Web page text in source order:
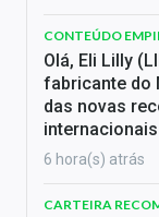
CONTEÚDO
Olá, Eli Lilly
fabricante do
das novas
6 hora(s) atrás
CARTEIRA